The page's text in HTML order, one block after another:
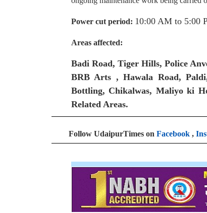
Power cut period: 10:00 AM to 5:00
Areas affected:
Badi Road, Tiger Hills, Police
BRB Arts , Hawala Road,
Bottling, Chikalwas, Maliyo ki
Related Areas.
Follow UdaipurTimes on Facebook ,